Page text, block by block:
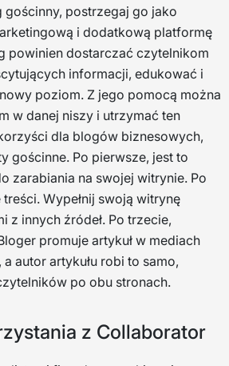
postrzegaj go jako
i dodatkową platformę
powinien dostarczać czytelnikom
informacji, edukować i
poziom. Z jego pomocą można
w danej niszy i utrzymać ten
dla blogów biznesowych,
gościnne. Po pierwsze, jest to
zarabiania na swojej witrynie. Po
Wypełnij swoją witrynę
z innych źródeł. Po trzecie,
promuje artykuł w mediach
autor artykułu robi to samo,
po obu stronach.
z Collaborator